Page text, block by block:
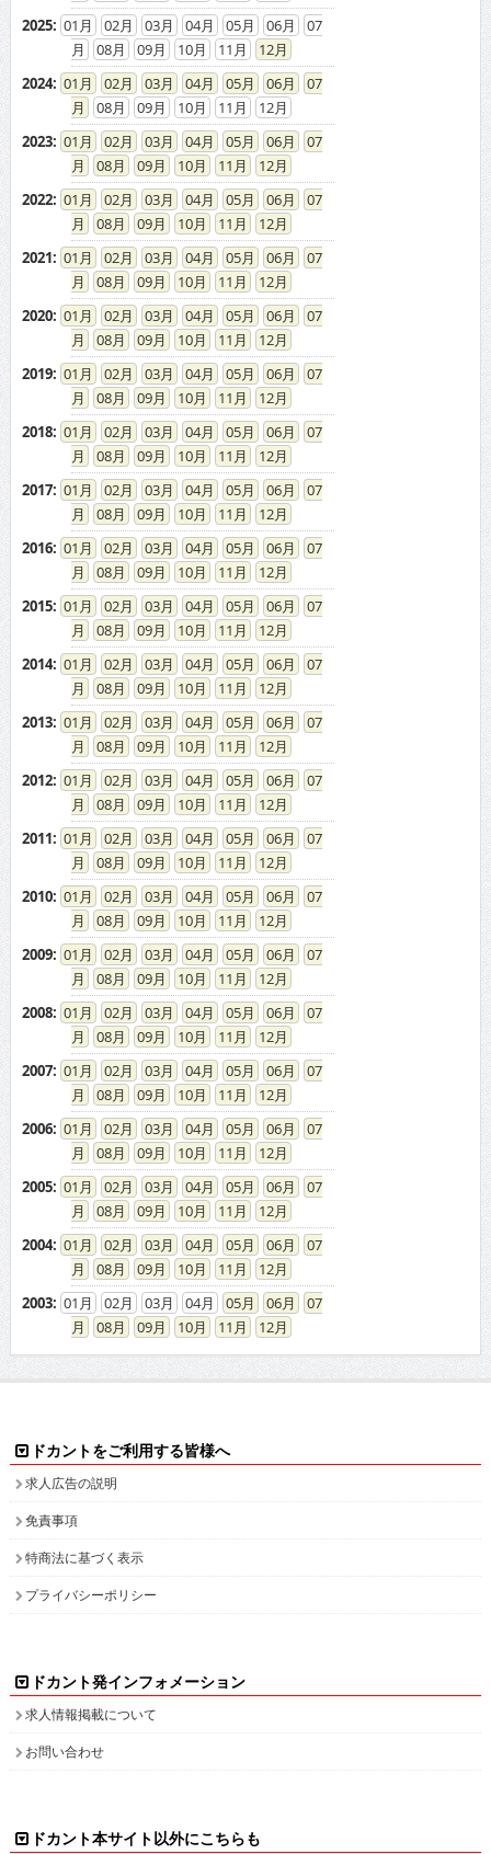
2025: 01 02 03 04 05 06
07
08
09 10 11
12
2024: 01 02 03 04 05 06
07
08
09 10 11
12
2023: 01 02 03 04 05 06
07
08
09 10 11
12
2022: 01 02 03 04 05 06
07
08
09 10 11
12
2021: 01 02 03 04 05 06
07
08
09 10 11
12
2020: 01 02 03 04 05 06
07
08
09 10 11
12
2019: 01 02 03 04 05 06
07
08
09 10 11
12
2018: 01 02 03 04 05 06
07
08
09 10 11
12
2017: 01 02 03 04 05 06
07
08
09 10 11
12
2016: 01 02 03 04 05 06
07
08
09 10 11
12
2015: 01 02 03 04 05 06
07
08
09 10 11
12
2014: 01 02 03 04 05 06
07
08
09 10 11
12
2013: 01 02 03 04 05 06
07
08
09 10 11
12
2012: 01 02 03 04 05 06
07
08
09 10 11
12
2011: 01 02 03 04 05 06
07
08
09 10 11
12
2010: 01 02 03 04 05 06
07
08
09 10 11
12
2009: 01 02 03 04 05 06
07
08
09 10 11
12
2008: 01 02 03 04 05 06
07
08
09 10 11
12
2007: 01 02 03 04 05 06
07
08
09 10 11
12
2006: 01 02 03 04 05 06
07
08
09 10 11
12
2005: 01 02 03 04 05 06
07
08
09 10 11
12
2004: 01 02 03 04 05 06
07
08
09 10 11
12
2003: 01 02 03 04 05 06
07
08
09 10 11 12
ドカントをご利用する皆様へ
求人広告の説明
免責事項
特商法に基づく表示
プライバシーポリシー
ドカント発インフォメーション
求人情報掲載について
お問い合わせ
ドカント本サイト以外にこちらも